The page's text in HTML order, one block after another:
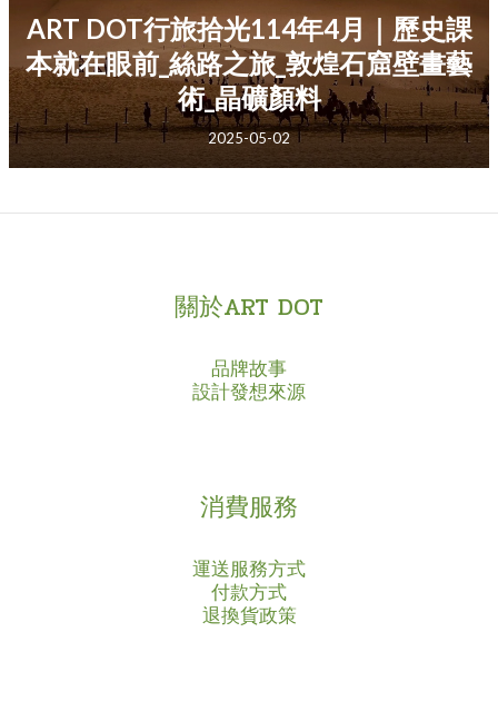
ART DOT行旅拾光114年4月｜歷史課
本就在眼前_絲路之旅_敦煌石窟壁畫藝
術_晶礦顏料
2025-05-02
關於ART DOT
品牌故事
設計發想來源
消費服務
運送服務方式
付款方式
退換貨政策